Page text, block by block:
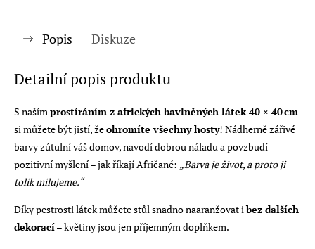
Popis Diskuze
Detailní popis produktu
S naším prostíráním z afrických bavlněných látek 40 × 40 cm
si můžete být jistí, žeohromíte všechny hosty! Nádherně zářivé
barvy zútulní váš domov, navodí dobrou náladu a povzbudí
pozitivní myšlení – jak říkají Afričané: „Barva je život, a proto ji
tolik milujeme.“
Díky pestrosti látek můžete stůl snadno naaranžovat ibez dalších
dekorací– květiny jsou jen příjemným doplňkem.